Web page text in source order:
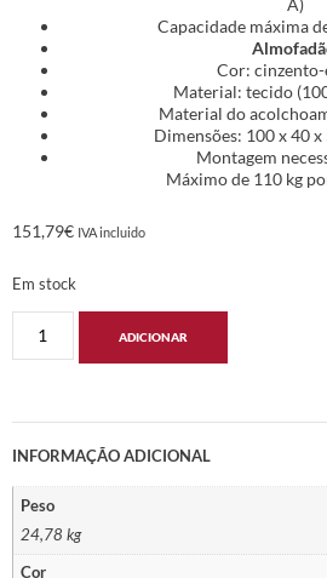
A)
Capacidade máxima
Cor:
Material: tecido
Material do
Dimensões: 100 x 40 x
Montagem
Máximo de 110 kg
151,79€ IVA incluido
Em stock
ADICIONAR
INFORMAÇÃO ADICIONAL
Peso
24,78 kg
Cor